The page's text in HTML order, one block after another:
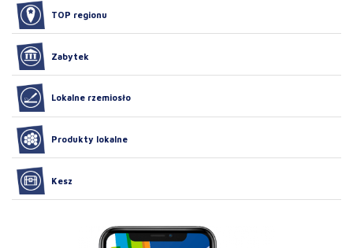
TOP regionu
Zabytek
Lokalne rzemiosło
Produkty lokalne
Kesz